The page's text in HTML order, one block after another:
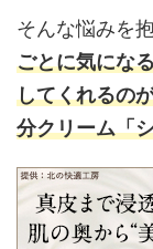
そんな悩みを
ごとに気にな
してくれるの
分クリーム「